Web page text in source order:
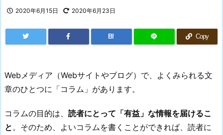
2020年6月15日 2020年6月23日
B! Copy
Webメディア（Webサイトやブログ）で、よくみられる文
章のひとつに「コラム」があります。
コラムの目的は、 読者にとって「有益」な情報を届けるこ
と 。そのため、よいコラムを書くことができれば、読者に